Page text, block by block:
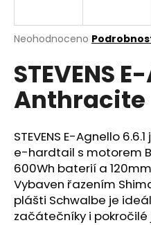
Průměrné
produktu
je
0,0
z
hvězdiček.
Neohodnoceno
STEVENS
Anthracite
STEVENS E-Agnello
e-hardtail s motorem
600Wh baterií a
Vybaven řazením
plášti Schwalbe je
začátečníky i pokročilé
n
a
í
t
?